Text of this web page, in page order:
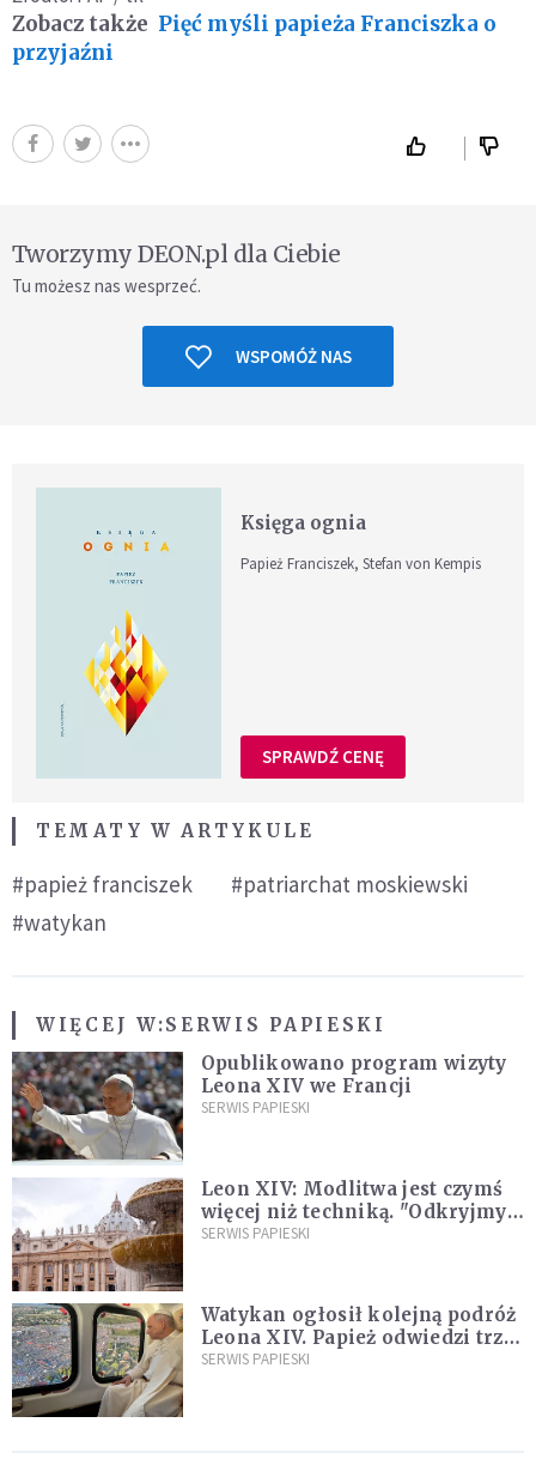
Zobacz także Pięć myśli papieża Franciszka o
przyjaźni
Tworzymy DEON.pl dla Ciebie
Tu możesz nas wesprzeć.
WSPOMÓŻ NAS
Księga ognia
Papież Franciszek, Stefan von Kempis
SPRAWDŹ CENĘ
TEMATY W ARTYKULE
#papież franciszek
#patriarchat moskiewski
#watykan
WIĘCEJ W:SERWIS PAPIESKI
Opublikowano program wizyty
Leona XIV we Francji
SERWIS PAPIESKI
Leon XIV: Modlitwa jest czymś
więcej niż techniką. "Odkryjmy
ją na nowo"
SERWIS PAPIESKI
Watykan ogłosił kolejną podróż
Leona XIV. Papież odwiedzi trzy
kraje Ameryki Południowej
SERWIS PAPIESKI